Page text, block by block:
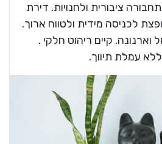
ציבורית ולחנויות. דירת
לכניסה מידית ולטווח ארוך.
קיים ריהוט חלקי .
עמלת תיווך.